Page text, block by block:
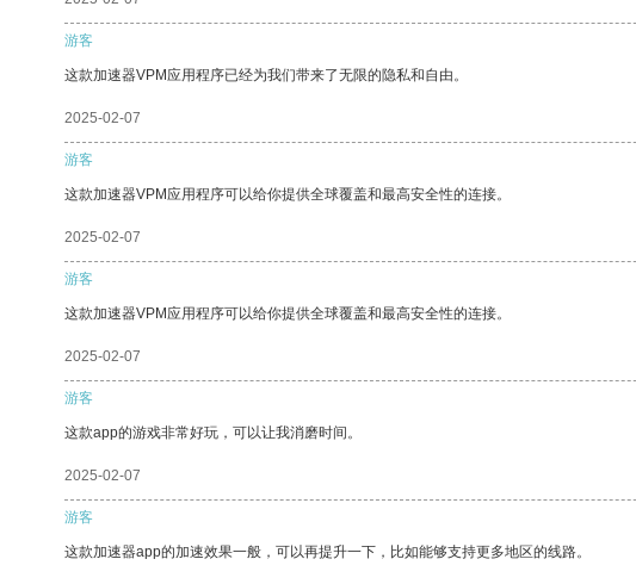
游客
这款加速器VPM应用程序已经为我们带来了无限的隐私和自由。
2025-02-07
游客
这款加速器VPM应用程序可以给你提供全球覆盖和最高安全性的连接。
2025-02-07
游客
这款加速器VPM应用程序可以给你提供全球覆盖和最高安全性的连接。
2025-02-07
游客
这款app的游戏非常好玩，可以让我消磨时间。
2025-02-07
游客
这款加速器app的加速效果一般，可以再提升一下，比如能够支持更多地区的线路。